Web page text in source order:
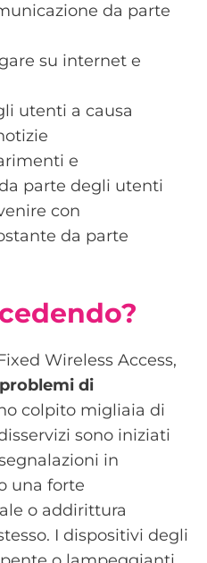
da parte
su internet e
utenti a causa
e
parte degli utenti
con
da parte
Wireless Access,
di
colpito migliaia di
sono iniziati
in
una forte
o addirittura
I dispositivi degli